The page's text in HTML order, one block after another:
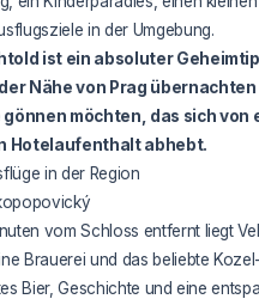
in der Umgebung.
ist ein absoluter
Nähe von Prag übernachten
möchten, das sich von
Hotelaufenthalt abhebt.
in der Region
vom Schloss entfernt liegt
Brauerei und das beliebte
Bier, Geschichte und eine